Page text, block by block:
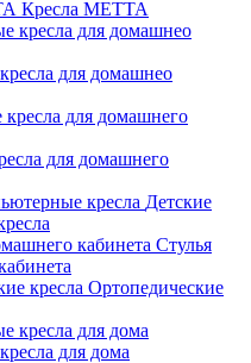
Кресла METTA
для домашнео
для домашнего
Детские
Стулья
Ортопедические
для дома